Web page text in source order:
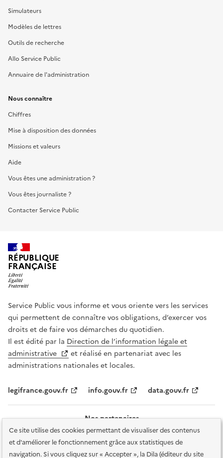
Ce site utilise des cookies permettant de visualiser des contenus
et d'améliorer le fonctionnement grâce aux statistiques de
navigation. Si vous cliquez sur « Accepter », la Dila (éditeur du site
Simulateurs
Modèles de lettres
Outils de recherche
Allo Service Public
Annuaire de l'administration
Nous connaître
Chiffres
Mise à disposition des données
Missions et valeurs
Aide
Vous êtes une administration ?
Vous êtes journaliste ?
Contacter Service Public
RÉPUBLIQUE
FRANÇAISE
Service Public vous informe et vous oriente vers les services
qui permettent de connaître vos obligations, d’exercer vos
droits et de faire vos démarches du quotidien.
Il est édité par la Direction de l’information légale et
administrative
et réalisé en partenariat avec les
administrations nationales et locales.
legifrance.gouv.fr info.gouv.fr data.gouv.fr
Nos partenaires